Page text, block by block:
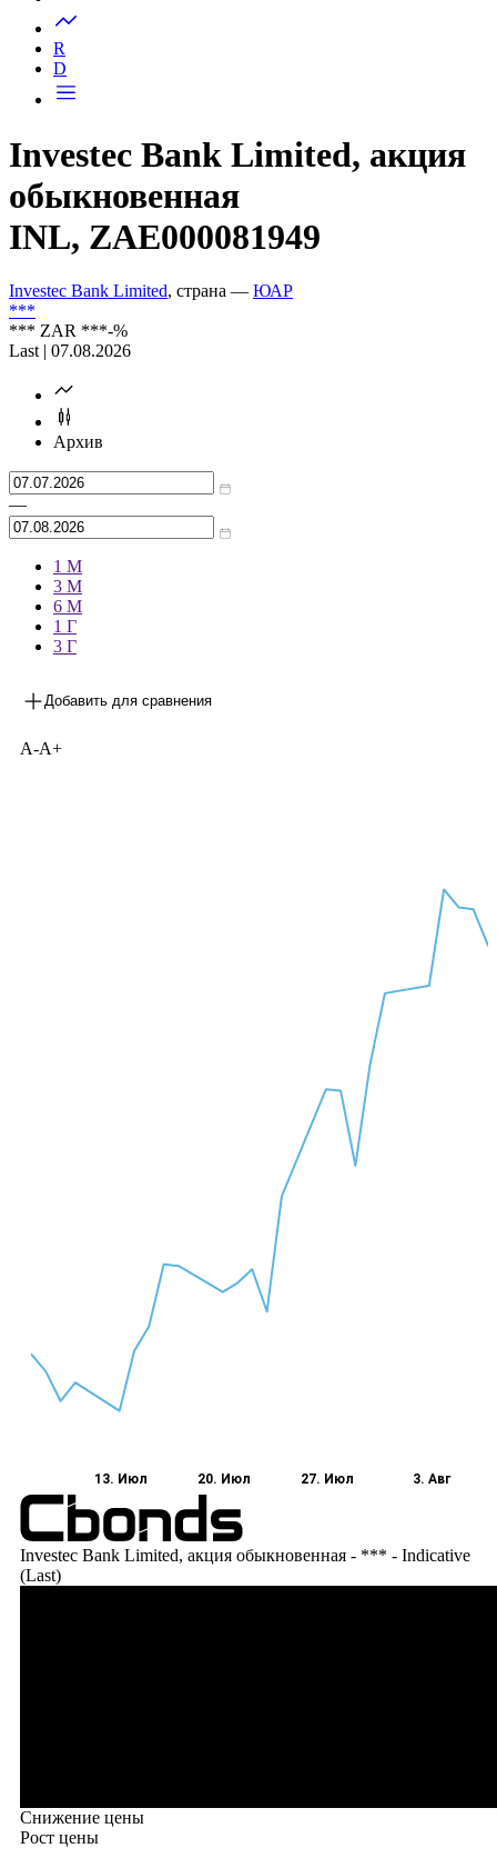
R
D
Investec Bank Limited, акция
обыкновенная
INL, ZAE000081949
Investec Bank Limited, страна — ЮАР
***
*** ZAR ***-%
Last | 07.08.2026
Архив
—
1 М
3 М
6 М
1 Г
3 Г
Добавить для сравнения